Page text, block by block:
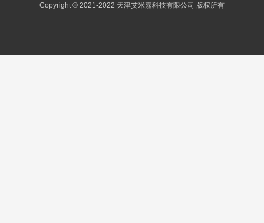
Copyright © 2021-2022 天津艾米嘉科技有限公司 版权所有